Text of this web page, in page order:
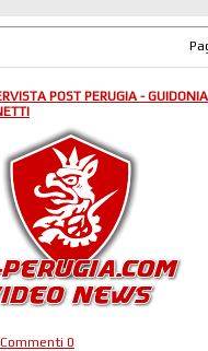
POST PERUGIA -
Commenti 0